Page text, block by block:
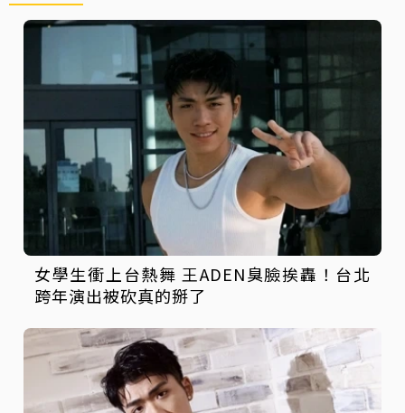
女學生衝上台熱舞 王ADEN臭臉挨轟！台北
跨年演出被砍真的掰了